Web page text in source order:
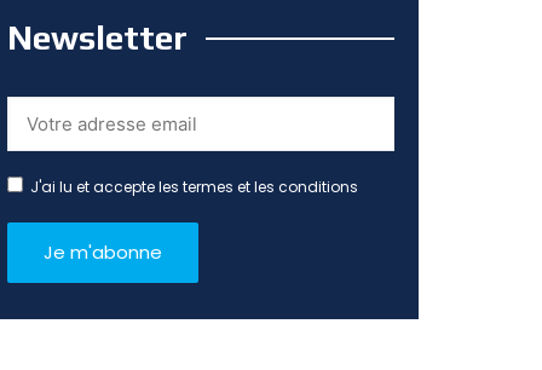
Newsletter
J'ai lu et accepte les termes et les conditions